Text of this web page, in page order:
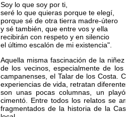
Soy lo que soy por ti,
seré lo que quieras porque te elegí,
porque sé de otra tierra madre-útero
y sé también, que entre vos y ella
recibirán con respeto y en silencio
el último escalón de mi existencia".
Aquella misma fascinación de la
de los vecinos, especialmente de
campanenses, el Talar de los Costa.
experiencias de vida, retratan
son unas pocas columnas, un
cimentó. Entre todos los relatos se
fragmentados de la historia de la